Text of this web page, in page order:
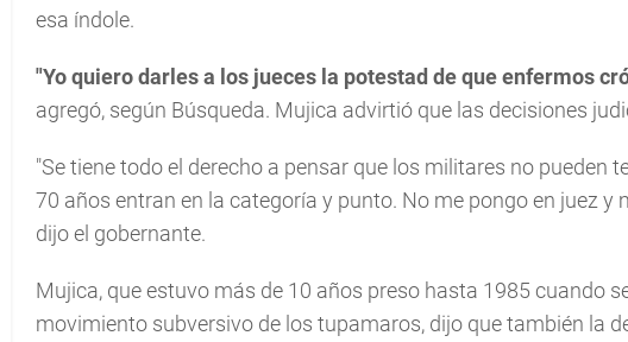
esa índole.
"Yo quiero darles a los jueces la potestad de que enfermos
agregó, según Búsqueda. Mujica advirtió que las decisiones
"Se tiene todo el derecho a pensar que los militares no pueden
70 años entran en la categoría y punto. No me pongo en juez y
dijo el gobernante.
Mujica, que estuvo más de 10 años preso hasta 1985 cuando
movimiento subversivo de los tupamaros, dijo que también la